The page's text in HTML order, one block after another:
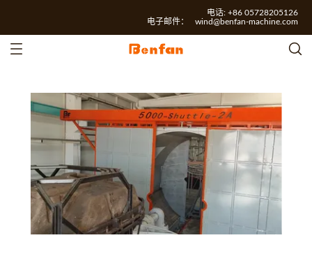
电话: +86 05728205126
电子邮件： wind@benfan-machine.com